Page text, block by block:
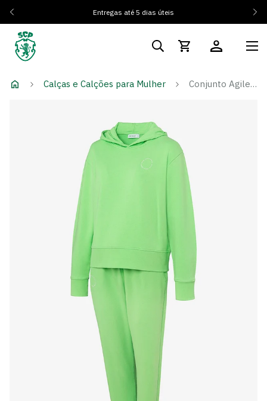
Entregas até 5 dias úteis
Calças e Calções para Mulher Conjunto Agile Speed Edition - Mulher